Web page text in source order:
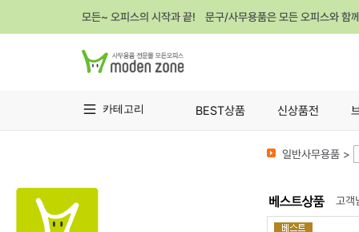
모든~ 오피스의 시작과 끝! 문구/사무용품은 모든 오피스와 함
카테고리 BEST상품 신상품전
일반사무용품 >
고객